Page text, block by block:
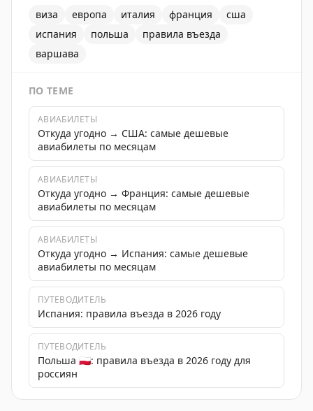
виза европа италия франция
сша
испания
польша
правила въезда
варшава
ПО ТЕМЕ
АВИАБИЛЕТЫ
Откуда угодно → США: самые дешевые
авиабилеты по месяцам
АВИАБИЛЕТЫ
Откуда угодно → Франция: самые дешевые
авиабилеты по месяцам
АВИАБИЛЕТЫ
Откуда угодно → Испания: самые дешевые
авиабилеты по месяцам
ПУТЕВОДИТЕЛЬ
Испания: правила въезда в 2026 году
ПУТЕВОДИТЕЛЬ
Польша 🇵🇱: правила въезда в 2026 году для
россиян